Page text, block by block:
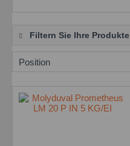
Filtern Sie Ihre Produkte